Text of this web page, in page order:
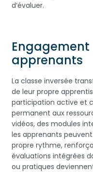
d’évaluer.
apprenants
La classe inversée
de leur propre
participation active et
permanent aux
vidéos, des modules
les apprenants
propre rythme,
évaluations intégrées
ou pratiques